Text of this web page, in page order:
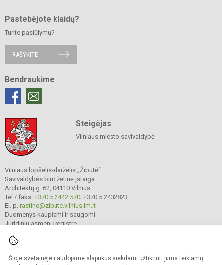
Šioje svetainėje naudojame slapukus siekdami užtikrinti jums teikiamų
Pastebėjote klaidų?
Turite pasiūlymų?
RAŠYKITE
Bendraukime
Steigėjas
Vilniaus miesto savivaldybė
Vilniaus lopšelis-darželis „Žibutė“
Savivaldybės biudžetinė įstaiga
Architektų g. 62, 04110 Vilnius
Tel./ faks. +370 5 2442 570; +370 5 2402823
El. p. rastine@zibute.vilnius.lm.lt
Duomenys kaupiami ir saugomi
Juridinių asmenų registre